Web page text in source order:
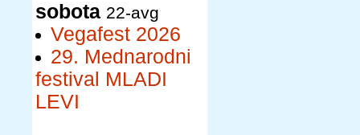
sobota 22-avg
Vegafest 2026
29. Mednarodni
festival MLADI
LEVI